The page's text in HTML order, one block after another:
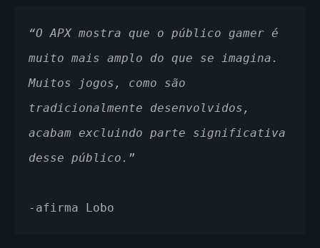
“O APX mostra que o público gamer é
muito mais amplo do que se imagina.
Muitos jogos, como são
tradicionalmente desenvolvidos,
acabam excluindo parte significativa
desse público. ”
-afirma Lobo